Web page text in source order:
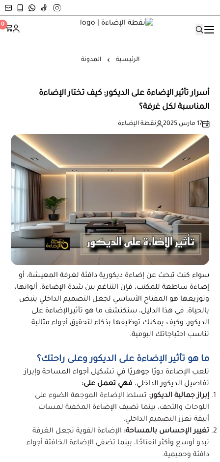
نقطة الإضاءة 0
الرئيسية المدونة
أسرار تأثير الإضاءة على الديكور: كيف تختار الإضاءة
المناسبة لكل غرفة؟
17 مارس 2025 نقطة الإضاءة
سواء كنت تبحث عن إضاءة ديكورية دافئة لغرفة المعيشة، أو
إضاءة ساطعة للمكتب، فإن التناغم بين شدة الإضاءة، ألوانها،
وتوزيعها هو المفتاح الأساسي لجعل التصميم الداخلي ينبض
بالحياة. في هذا الدليل، سنكتشف ما هو تأثيرالإضاءة على
الديكور، وكيف يمكنك توظيفها بذكاء لتحقيق أجواء مثالية
تناسب احتياجاتك اليومية.
ما هو تأثير الإضاءة على الديكور وعلى راحتك؟
تلعب الإضاءة دورًا جوهريًا في تشكيل أجواء المساحة وإبراز
تفاصيل الديكور الداخلي، فهي تعمل على:
إبراز جمالية الديكور: تسلط الإضاءة الموجهة الضوء على
اللوحات والتحف، بينما تضيف الإضاءة المخفية لمسات
أنيقة تعزز التصميم الداخلي.
تغيير الإحساس بالمساحة: الإضاءة القوية تجعل الغرفة
تبدو أوسع وأكثر انفتاحًا، بينما تضفي الإضاءة الخافتة أجواء
دافئة وحميمية.